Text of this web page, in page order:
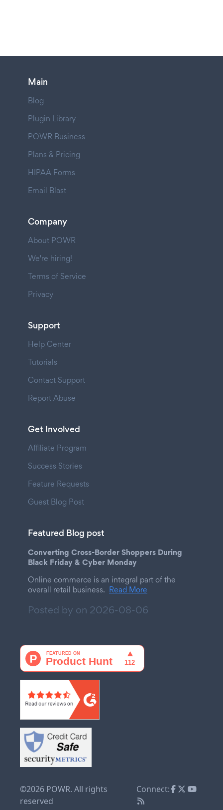
Main
Blog
Plugin Library
POWR Business
Plans & Pricing
HIPAA Forms
Email Blast
Company
About POWR
We're hiring!
Terms of Service
Privacy
Support
Help Center
Tutorials
Contact Support
Report Abuse
Get Involved
Affiliate Program
Success Stories
Feature Requests
Guest Blog Post
Featured Blog post
Converting Cross-Border Shoppers During
Black Friday & Cyber Monday
Online commerce is an integral part of the
overall retail business. Read More
Posted by on 2026-08-06
©2026 POWR. All rights
reserved
Connect: